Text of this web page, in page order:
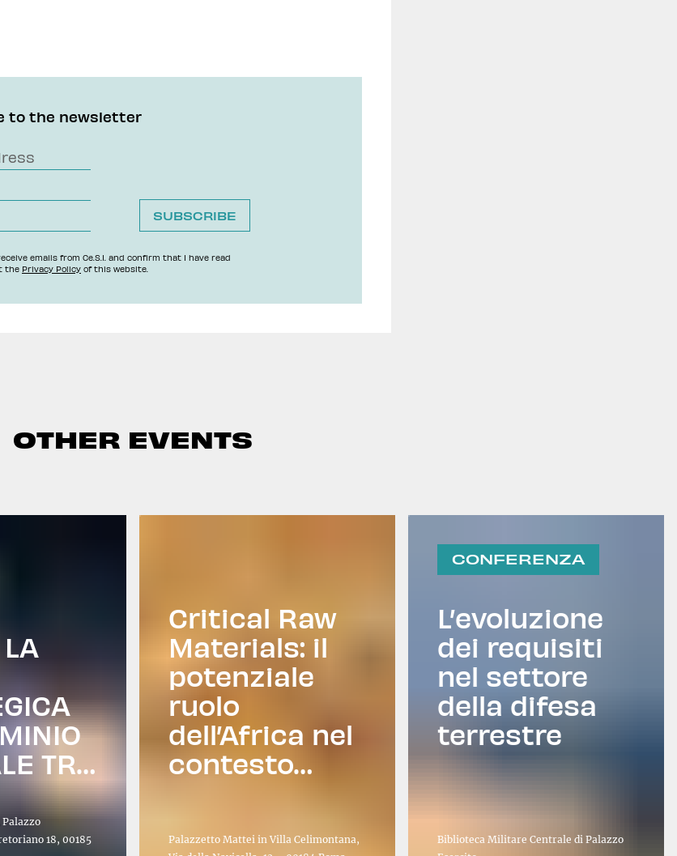
to the newsletter
emails from Ce.S.I. and confirm that I have read
the Privacy Policy of this website.
OTHER EVENTS
TRA
18, 00185
Critical Raw
Materials: il
potenziale
ruolo
dell’Africa nel
contesto
Palazzetto Mattei in Villa Celimontana,
CONFERENZA
L’evoluzione
dei requisiti
nel settore
della difesa
terrestre
Biblioteca Militare Centrale di Palazzo